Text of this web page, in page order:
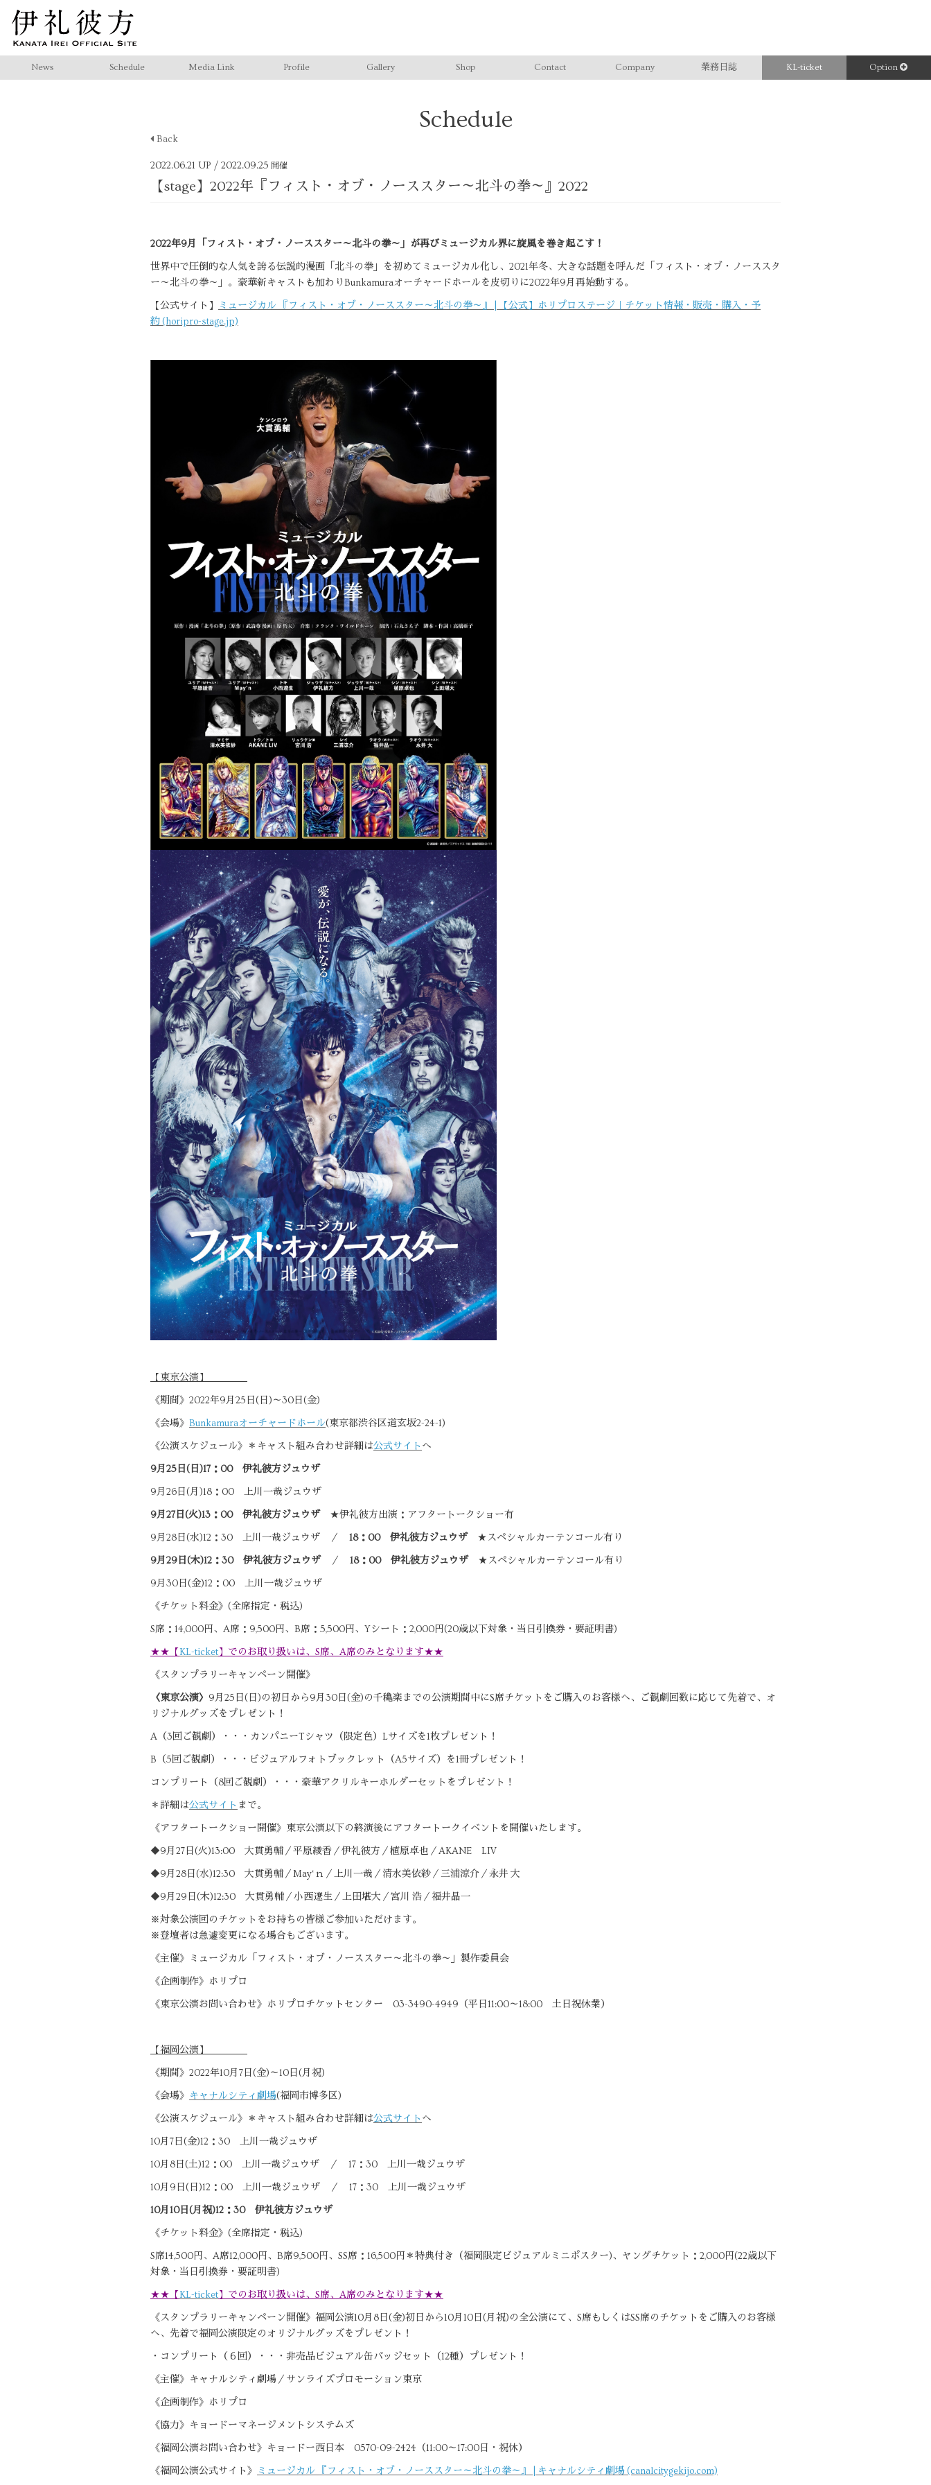
News Schedule Media Link Profile Gallery Shop Contact Company 業務日誌 KL-ticket Option
Schedule
Back
2022.06.21 UP / 2022.09.25 開催
【stage】2022年『フィスト・オブ・ノーススター～北斗の拳～』2022
2022年9月「フィスト・オブ・ノーススター～北斗の拳～」が再びミュージカル界に旋風を巻き起こす！
世界中で圧倒的な人気を誇る伝説的漫画「北斗の拳」を初めてミュージカル化し、2021年冬、大きな話題を呼んだ「フィスト・オブ・ノーススタ
ー～北斗の拳～」。豪華新キャストも加わりBunkamuraオーチャードホールを皮切りに2022年9月再始動する。
【公式サイト】
ミュージカル 『フィスト・オブ・ノーススター～北斗の拳～』 | 【公式】ホリプロステージ｜チケット情報・販売・購入・予
約 (horipro-stage.jp)
【東京公演】
《期間》2022年9月25日(日)～30日(金)
《会場》 Bunkamuraオーチャードホール(東京都渋谷区道玄坂2-24-1)
《公演スケジュール》＊キャスト組み合わせ詳細は公式サイト へ
9月25日(日)17：00 伊礼彼方ジュウザ
9月26日(月)18：00 上川一哉ジュウザ
9月27日(火)13：00 伊礼彼方ジュウザ ★伊礼彼方出演：アフタートークショー有
9月28日(水)12：30 上川一哉ジュウザ ／ 18：00 伊礼彼方ジュウザ ★スペシャルカーテンコール有り
9月29日(木)12：30 伊礼彼方ジュウザ ／ 18：00 伊礼彼方ジュウザ ★スペシャルカーテンコール有り
9月30日(金)12：00 上川一哉ジュウザ
《チケット料金》(全席指定・税込)
S席：14,000円、A席：9,500円、B席：5,500円、Yシート：2,000円(20歳以下対象・当日引換券・要証明書)
★★【KL-ticket】でのお取り扱いは、S席、A席のみとなります★★
《スタンプラリーキャンペーン開催》
〈東京公演〉 9月25日(日)の初日から9月30日(金)の千穐楽までの公演期間中にS席チケットをご購入のお客様へ、ご観劇回数に応じて先着で、オ
リジナルグッズをプレゼント！
A（3回ご観劇）・・・カンパニーTシャツ（限定色）Lサイズを1枚プレゼント！
B（5回ご観劇）・・・ビジュアルフォトブックレット（A5サイズ）を1冊プレゼント！
コンプリート（8回ご観劇）・・・豪華アクリルキーホルダーセットをプレゼント！
＊詳細は公式サイト まで。
《アフタートークショー開催》東京公演以下の終演後にアフタートークイベントを開催いたします。
◆9月27日(火)13:00 大貫勇輔／平原綾香／伊礼彼方／植原卓也／AKANE LIV
◆9月28日(水)12:30 大貫勇輔／May‘ｎ／上川一哉／清水美依紗／三浦涼介／永井 大
◆9月29日(木)12:30 大貫勇輔／小西遼生／上田堪大／宮川 浩／福井晶一
※対象公演回のチケットをお持ちの皆様ご参加いただけます。
※登壇者は急遽変更になる場合もございます。
《主催》ミュージカル「フィスト・オブ・ノーススター～北斗の拳～」製作委員会
《企画制作》ホリプロ
《東京公演お問い合わせ》ホリプロチケットセンター 03-3490-4949（平日11:00～18:00 土日祝休業）
【福岡公演】
《期間》2022年10月7日(金)～10日(月祝)
《会場》 キャナルシティ劇場(福岡市博多区)
《公演スケジュール》＊キャスト組み合わせ詳細は公式サイト へ
10月7日(金)12：30 上川一哉ジュウザ
10月8日(土)12：00 上川一哉ジュウザ ／ 17：30 上川一哉ジュウザ
10月9日(日)12：00 上川一哉ジュウザ ／ 17：30 上川一哉ジュウザ
10月10日(月祝)12：30 伊礼彼方ジュウザ
《チケット料金》(全席指定・税込)
S席14,500円、A席12,000円、B席9,500円、SS席：16,500円＊特典付き（福岡限定ビジュアルミニポスター)、ヤングチケット：2,000円(22歳以下
対象・当日引換券・要証明書)
★★【KL-ticket】でのお取り扱いは、S席、A席のみとなります★★
《スタンプラリーキャンペーン開催》福岡公演10月8日(金)初日から10月10日(月祝)の全公演にて、S席もしくはSS席のチケットをご購入のお客様
へ、先着で福岡公演限定のオリジナルグッズをプレゼント！
・コンプリート（６回）・・・非売品ビジュアル缶バッジセット（12種）プレゼント！
《主催》キャナルシティ劇場／サンライズプロモーション東京
《企画制作》ホリプロ
《協力》キョードーマネージメントシステムズ
《福岡公演お問い合わせ》キョードー西日本 0570-09-2424（11:00～17:00日・祝休）
《福岡公演公式サイト》 ミュージカル 『フィスト・オブ・ノーススター～北斗の拳～』 | キャナルシティ劇場 (canalcitygekijo.com)